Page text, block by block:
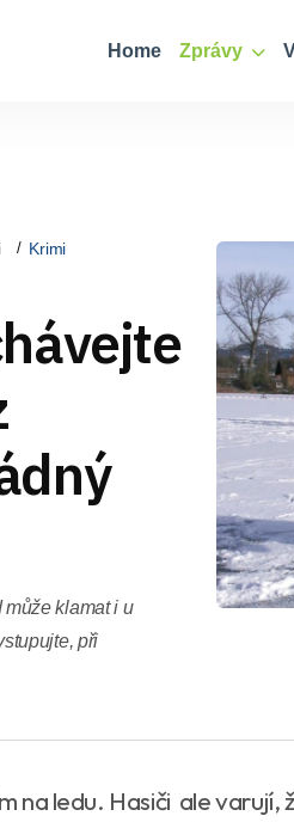
Home Zprávy
Krimi
klamat i u
při
na ledu. Hasiči ale varují,